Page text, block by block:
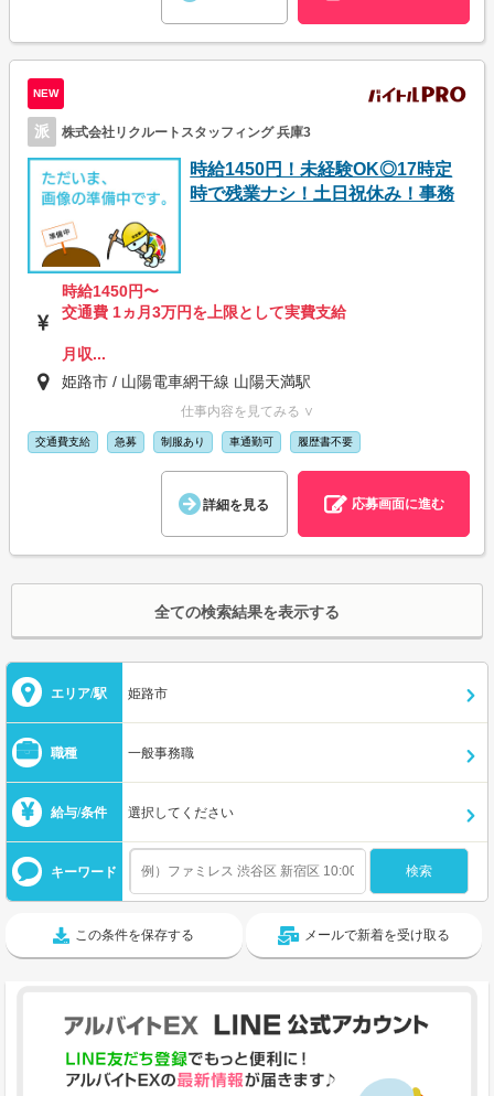
NEW
派 株式会社リクルートスタッフィング 兵庫3
時給1450円！未経験OK◎17時定
時で残業ナシ！土日祝休み！事務
時給1450円〜
交通費 1ヵ月3万円を上限として実費支給
月収...
姫路市 / 山陽電車網干線 山陽天満駅
仕事内容を見てみる ∨
交通費支給 急募 制服あり 車通勤可 履歴書不要
詳細を見る 応募画面に進む
全ての検索結果を表示する
エリア/駅 姫路市
職種 一般事務職
給与/条件 選択してください
キーワード
この条件を保存する メールで新着を受け取る